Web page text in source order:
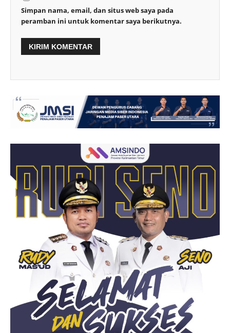
Simpan nama, email, dan situs web saya pada
peramban ini untuk komentar saya berikutnya.